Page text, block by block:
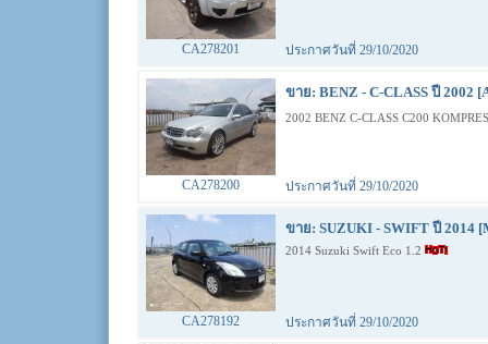
CA278201 ประกาศวันที่ 29/10/2020
ขาย: BENZ - C-CLASS ปี 2002
2002 BENZ C-CLASS C200
CA278200 ประกาศวันที่ 29/10/2020
ขาย: SUZUKI - SWIFT ปี 2014
2014 Suzuki Swift Eco 1.2
CA278192 ประกาศวันที่ 29/10/2020